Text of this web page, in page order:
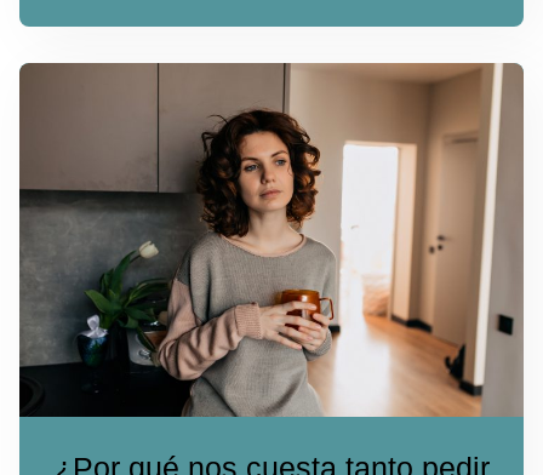
¿Por qué nos cuesta tanto pedir